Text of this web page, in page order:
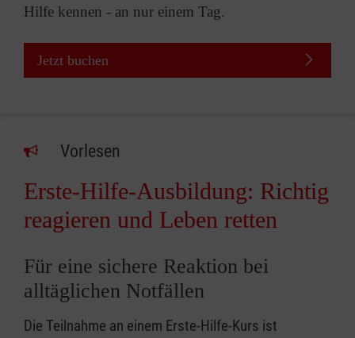
Hilfe kennen - an nur einem Tag.
Jetzt buchen
Vorlesen
Erste-Hilfe-Ausbildung: Richtig
reagieren und Leben retten
Für eine sichere Reaktion bei
alltäglichen Notfällen
Die Teilnahme an einem Erste-Hilfe-Kurs ist